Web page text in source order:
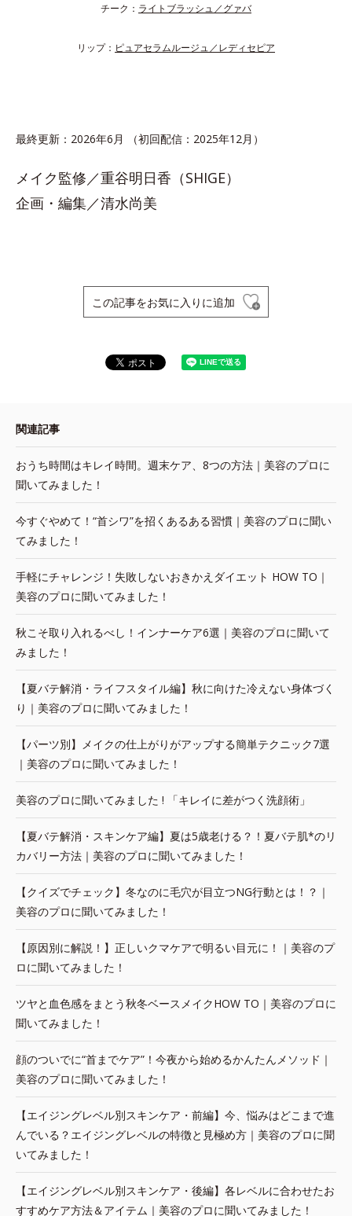
チーク： ライトブラッシュ／グァバ
リップ： ピュアセラムルージュ／レディセピア
最終更新：2026年6月 （初回配信：2025年12月）
メイク監修／重谷明日香（SHIGE）
企画・編集／清水尚美
この記事をお気に入りに追加
関連記事
おうち時間はキレイ時間。週末ケア、8つの方法｜美容のプロに
聞いてみました！
今すぐやめて！“首シワ”を招くあるある習慣｜美容のプロに聞い
てみました！
手軽にチャレンジ！失敗しないおきかえダイエット HOW TO｜
美容のプロに聞いてみました！
秋こそ取り入れるべし！インナーケア6選｜美容のプロに聞いて
みました！
【夏バテ解消・ライフスタイル編】秋に向けた冷えない身体づく
り｜美容のプロに聞いてみました！
【パーツ別】メイクの仕上がりがアップする簡単テクニック7選
｜美容のプロに聞いてみました！
美容のプロに聞いてみました ! 「キレイに差がつく洗顔術」
【夏バテ解消・スキンケア編】夏は5歳老ける？！夏バテ肌*のリ
カバリー方法｜美容のプロに聞いてみました！
【クイズでチェック】冬なのに毛穴が目立つNG行動とは！？｜
美容のプロに聞いてみました！
【原因別に解説！】正しいクマケアで明るい目元に！｜美容のプ
ロに聞いてみました！
ツヤと血色感をまとう秋冬ベースメイクHOW TO｜美容のプロに
聞いてみました！
顔のついでに“首までケア”！今夜から始めるかんたんメソッド｜
美容のプロに聞いてみました！
【エイジングレベル別スキンケア・前編】今、悩みはどこまで進
んでいる？エイジングレベルの特徴と見極め方｜美容のプロに聞
いてみました！
【エイジングレベル別スキンケア・後編】各レベルに合わせたお
すすめケア方法＆アイテム｜美容のプロに聞いてみました！